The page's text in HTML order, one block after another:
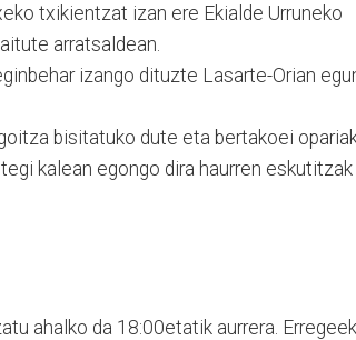
txikientzat izan ere Ekialde Urruneko
arratsaldean.
izango dituzte Lasarte-Orian
bisitatuko dute eta bertakoei
kalean egongo dira haurren eskutitzak
ahalko da 18:00etatik aurrera.